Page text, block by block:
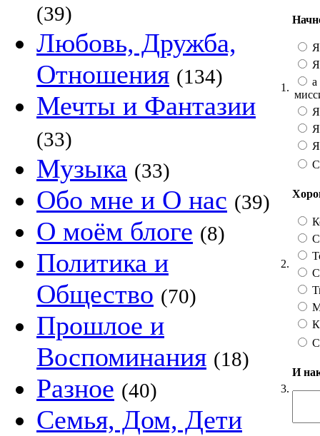
(39)
Любовь, Дружба,
Отношения (134)
Мечты и Фантазии
(33)
Музыка (33)
Обо мне и О нас (39)
О моём блоге (8)
Политика и
Общество (70)
Прошлое и
Воспоминания (18)
Разное (40)
Семья, Дом, Дети
1.
а
2.
3.
И